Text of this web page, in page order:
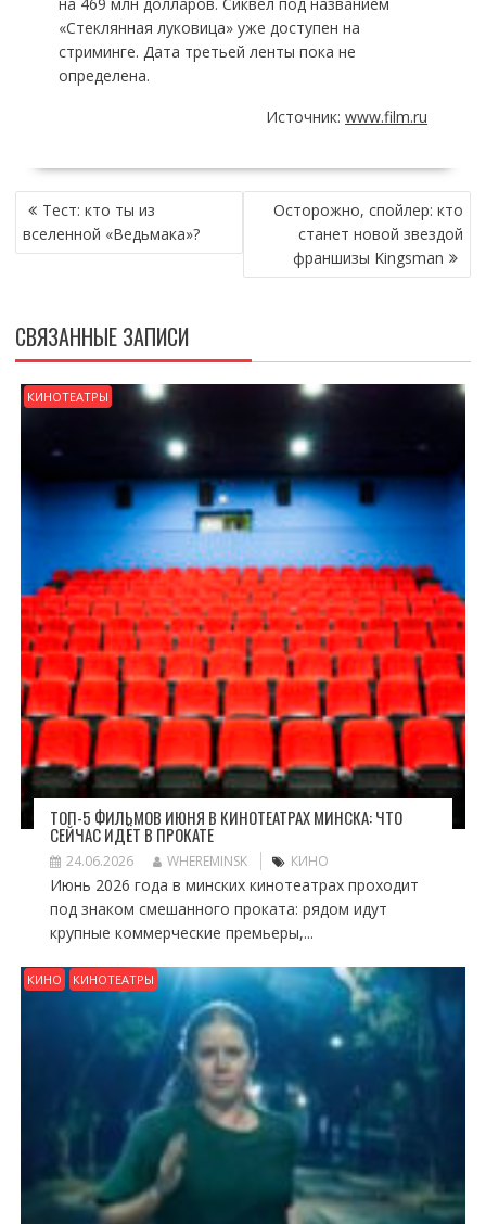
«Стеклянная луковица» уже доступен на
стриминге. Дата третьей ленты пока не
определена.
Источник:www.film.ru
НАВИГАЦИЯ
ПО
ЗАПИСЯМ
Тест: кто ты из
вселенной «Ведьмака»?
Осторожно, спойлер: кто
станет новой звездой
франшизы Kingsman
СВЯЗАННЫЕ ЗАПИСИ
КИНОТЕАТРЫ
ТОП-5 ФИЛЬМОВ ИЮНЯ В КИНОТЕАТРАХ МИНСКА: ЧТО
СЕЙЧАС ИДЁТ В ПРОКАТЕ
24.06.2026 WHEREMINSK КИНО
Июнь 2026 года в минских кинотеатрах проходит
под знаком смешанного проката: рядом идут
крупные коммерческие премьеры,...
КИНО КИНОТЕАТРЫ